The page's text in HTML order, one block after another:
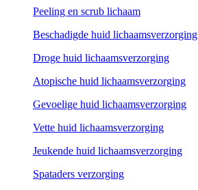
Peeling en scrub lichaam
Beschadigde huid lichaamsverzorging
Droge huid lichaamsverzorging
Atopische huid lichaamsverzorging
Gevoelige huid lichaamsverzorging
Vette huid lichaamsverzorging
Jeukende huid lichaamsverzorging
Spataders verzorging